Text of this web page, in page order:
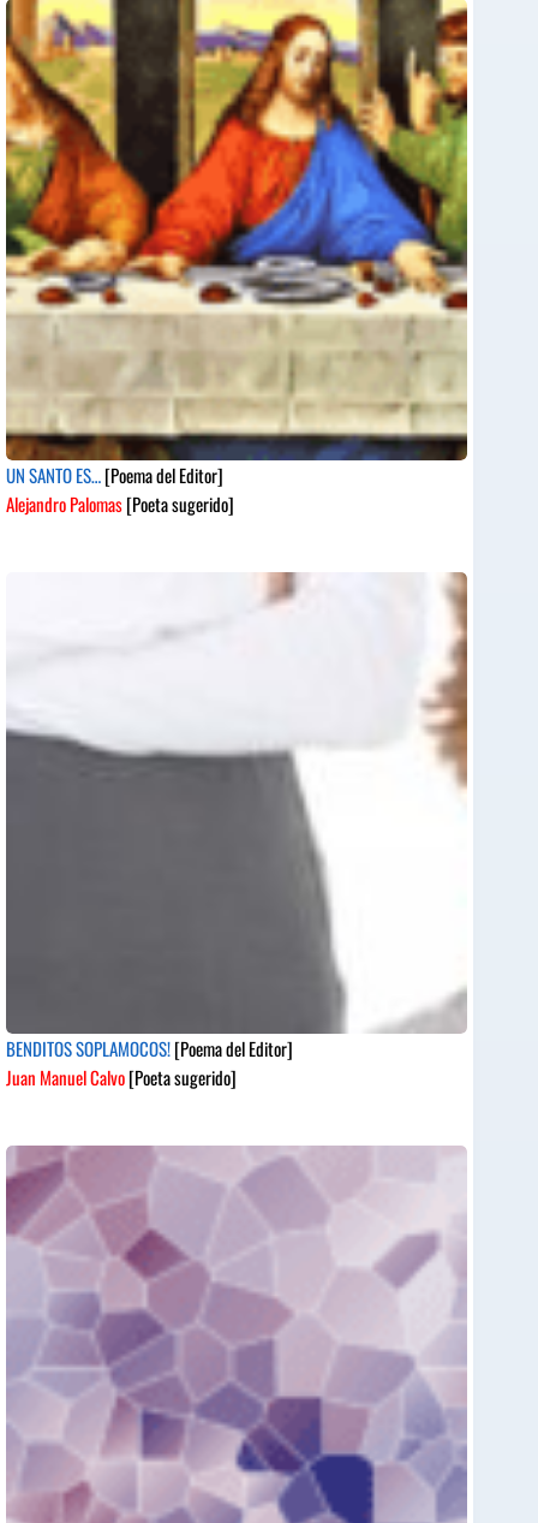
UN SANTO ES…[Poema del Editor]
Alejandro Palomas[Poeta sugerido]
BENDITOS SOPLAMOCOS![Poema del Editor]
Juan Manuel Calvo[Poeta sugerido]